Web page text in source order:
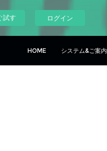
試す ログイン
HOME システム&ご案内